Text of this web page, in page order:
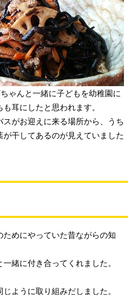
ゃんと一緒に子どもを幼稚園に
耳にしたと思われます。
スがお迎えに来る場所から、うち
干してあるのが見えていました
ためにやっていた昔ながらの知
緒に付き合ってくれました。
ように取り組みだしました。